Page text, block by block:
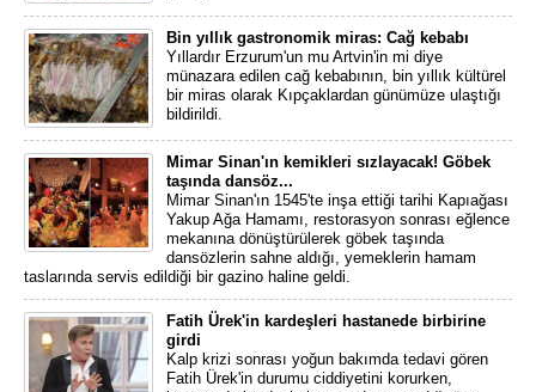
Bin yıllık gastronomik miras: Cağ kebabı
Yıllardır Erzurum'un mu Artvin'in mi diye
münazara edilen cağ kebabının, bin yıllık kültürel
bir miras olarak Kıpçaklardan günümüze ulaştığı
bildirildi.
Mimar Sinan'ın kemikleri sızlayacak! Göbek
taşında dansöz...
Mimar Sinan'ın 1545'te inşa ettiği tarihi Kapıağası
Yakup Ağa Hamamı, restorasyon sonrası eğlence
mekanına dönüştürülerek göbek taşında
dansözlerin sahne aldığı, yemeklerin hamam
taslarında servis edildiği bir gazino haline geldi.
Fatih Ürek'in kardeşleri hastanede birbirine
girdi
Kalp krizi sonrası yoğun bakımda tedavi gören
Fatih Ürek'in durumu ciddiyetini korurken,